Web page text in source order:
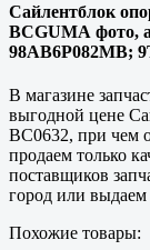
Сайлентблок
BCGUMA фото,
98AB6P082MB;
В магазине
выгодной цене
BC0632, при чем
продаем только
поставщиков
город или выдаем
Похожие товары: